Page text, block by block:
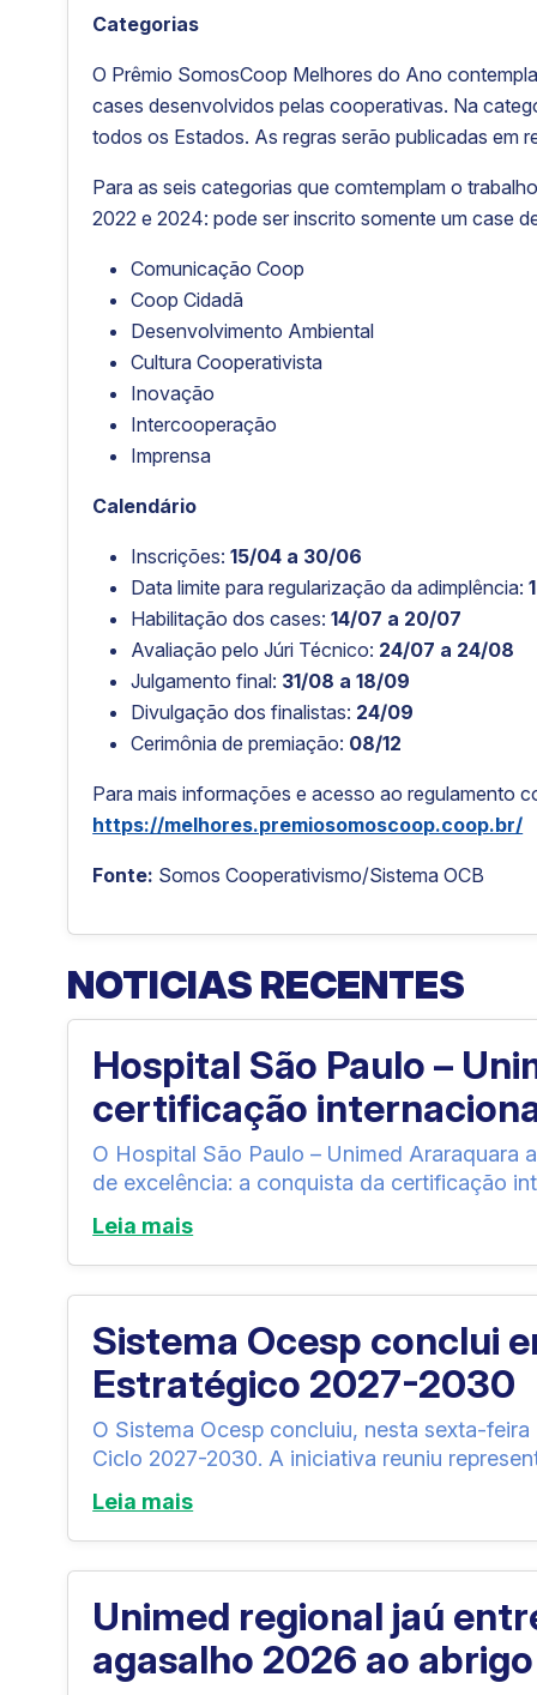
Categorias
O Prêmio SomosCoop Melhores do Ano
cases desenvolvidos pelas cooperativas. Na
todos os Estados. As regras serão publicadas em
Para as seis categorias que comtemplam o
2022 e 2024: pode ser inscrito somente um case
Comunicação Coop
Coop Cidadã
Desenvolvimento Ambiental
Cultura Cooperativista
Inovação
Intercooperação
Imprensa
Calendário
Inscrições:15/04 a 30/06
Data limite para regularização da adimplência:
Habilitação dos cases:14/07 a 20/07
Avaliação pelo Júri Técnico: 24/07 a 24/08
Julgamento final: 31/08 a 18/09
Divulgação dos finalistas: 24/09
Cerimônia de premiação: 08/12
Para mais informações e acesso ao regulamento
https://melhores.premiosomoscoop.coop.br/
Fonte: Somos Cooperativismo/Sistema OCB
NOTICIAS RECENTES
Hospital São Paulo –
certificação
O Hospital São Paulo – Unimed Araraquara
de excelência: a conquista da certificação
Leia mais
Sistema Ocesp conclui
Estratégico 2027-2030
O Sistema Ocesp concluiu, nesta sexta-
Ciclo 2027-2030. A iniciativa reuniu
Leia mais
Unimed regional jaú
agasalho 2026 ao